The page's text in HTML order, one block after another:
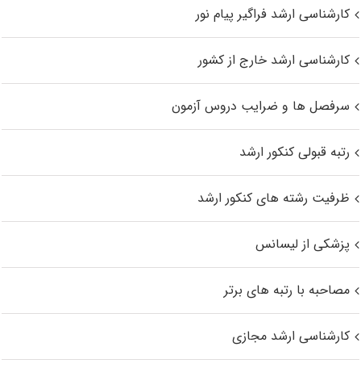
کارشناسی ارشد فراگیر پیام نور
کارشناسی ارشد خارج از کشور
سرفصل ها و ضرایب دروس آزمون
رتبه قبولی کنکور ارشد
ظرفیت رشته های کنکور ارشد
پزشکی از لیسانس
مصاحبه با رتبه های برتر
کارشناسی ارشد مجازی